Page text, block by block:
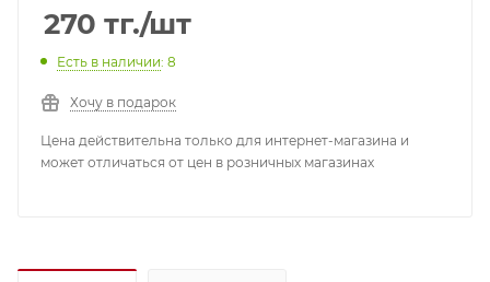
270 тг./шт
Есть в наличии: 8
Хочу в подарок
Цена действительна только для интернет-магазина и
может отличаться от цен в розничных магазинах